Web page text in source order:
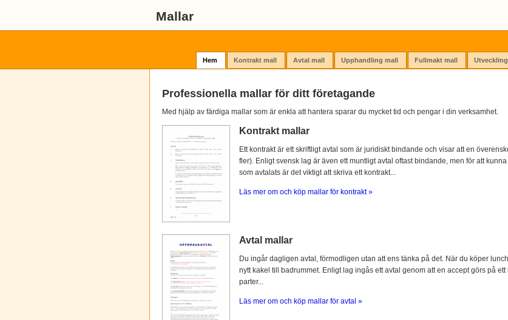
Mallar
Hem Kontrakt mall Avtal mall Upphandling mall Fullmakt mall
Professionella mallar för ditt företagande
Med hjälp av färdiga mallar som är enkla att hantera sparar du mycket tid och pengar i din verksamhet.
Kontrakt mallar
Ett kontrakt är ett skriftligt avtal som är juridiskt bindande och visar att en
fler). Enligt svensk lag är även ett muntligt avtal oftast bindande, men för att
som avtalats är det viktigt att skriva ett kontrakt...
Läs mer om och köp mallar för kontrakt »
Avtal mallar
Du ingår dagligen avtal, förmodligen utan att ens tänka på det. När du köper
nytt kakel till badrummet. Enligt lag ingås ett avtal genom att en accept görs på
parter...
Läs mer om och köp mallar för avtal »